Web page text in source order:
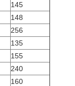
145
148
256
135
155
240
160